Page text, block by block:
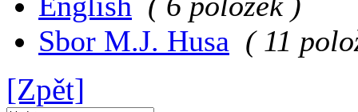
Sbor M.J. Husa ( 11
[Zpět]